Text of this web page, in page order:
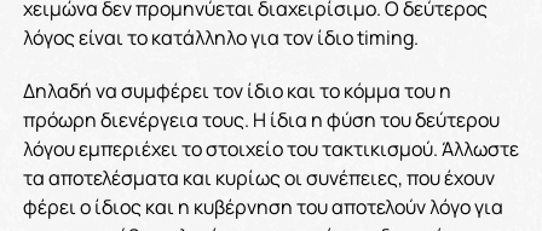
χειμώνα δεν προμηνύεται διαχειρίσιμο. Ο δεύτερος
λόγος είναι το κατάλληλο για τον ίδιο timing.
Δηλαδή να συμφέρει τον ίδιο και το κόμμα του η
πρόωρη διενέργεια τους. Η ίδια η φύση του δεύτερου
λόγου εμπεριέχει το στοιχείο του τακτικισμού. Άλλωστε
τα αποτελέσματα και κυρίως οι συνέπειες, που έχουν
φέρει ο ίδιος και η κυβέρνηση του αποτελούν λόγο για